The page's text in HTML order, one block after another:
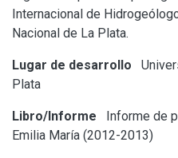
Internacional de
Nacional de La Plata.
Lugar de desarrollo
Plata
Libro/Informe
Informe de
Emilia María (2012-2013)